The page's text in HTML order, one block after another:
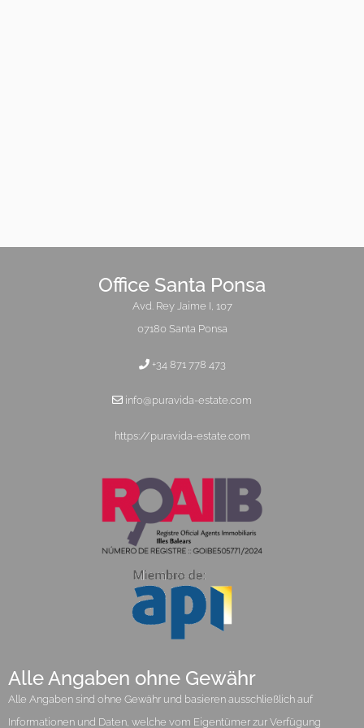
Office Santa Ponsa
Avd. Rey Jaime I, 107
07180 Santa Ponsa
+34 871 778 473
info@puravida-estate.com
https://puravida-estate.com
Alle Angaben ohne Gewähr
Alle Angaben sind ohne Gewähr und basieren ausschließlich auf
Informationen und Daten, welche vom Eigentümer zur Verfügung